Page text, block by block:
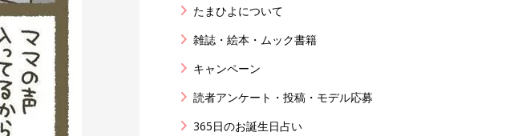
たまひよについて
雑誌・絵本・ムック書籍
キャンペーン
読者アンケート・投稿・モデル応募
365日のお誕生日占い